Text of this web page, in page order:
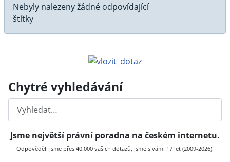
Informace
Nebyly nalezeny žádné odpovídající
štítky
Chytré vyhledávání
Hledat
Jsme největší právní poradna na českém internetu.
Odpověděli jsme přes 40.000 vašich dotazů, jsme s vámi 17 let (2009-2026).